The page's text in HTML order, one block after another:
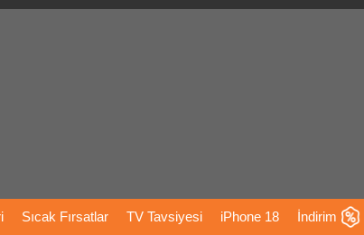
Sıcak Fırsatlar TV Tavsiyesi iPhone 18 İndirim